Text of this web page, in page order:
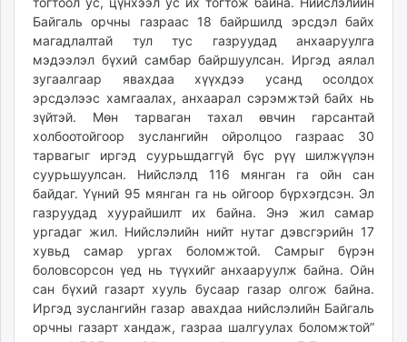
Байгаль орчны газраас 18 байршилд эрсдэл байх
магадлалтай тул тус газруудад анхааруулга
мэдээлэл бүхий самбар байршуулсан. Иргэд аялал
зугаалгаар явахдаа хүүхдээ усанд осолдох
эрсдэлээс хамгаалах, анхаарал сэрэмжтэй байх нь
зүйтэй. Мөн тарваган тахал өвчин гарсантай
холбоотойгоор зуслангийн ойролцоо газраас 30
тарвагыг иргэд суурьшдаггүй бүс рүү шилжүүлэн
суурьшуулсан. Нийслэлд 116 мянган га ойн сан
байдаг. Үүний 95 мянган га нь ойгоор бүрхэгдсэн. Эл
газруудад хуурайшилт их байна. Энэ жил самар
ургадаг жил. Нийслэлийн нийт нутаг дэвсгэрийн 17
хувьд самар ургах боломжтой. Самрыг бүрэн
боловсорсон үед нь түүхийг анхааруулж байна. Ойн
сан бүхий газарт хууль бусаар газар олгож байна.
Иргэд зуслангийн газар авахдаа нийслэлийн Байгаль
орчны газарт хандаж, газраа шалгуулах боломжтой”